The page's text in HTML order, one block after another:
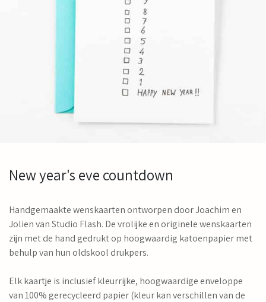
New year's eve countdown
Handgemaakte wenskaarten ontworpen door Joachim en
Jolien van Studio Flash. De vrolijke en originele wenskaarten
zijn met de hand gedrukt op hoogwaardig katoenpapier met
behulp van hun oldskool drukpers.
Elk kaartje is inclusief kleurrijke, hoogwaardige enveloppe
van 100% gerecycleerd papier (kleur kan verschillen van de